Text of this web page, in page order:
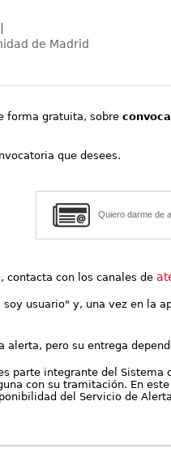
de Madrid
forma gratuita, sobre
que desees.
Quiero darme de
contacta con los canales de
usuario" y, una vez en la
pero su entrega
parte integrante del
con su tramitación. En
del Servicio de